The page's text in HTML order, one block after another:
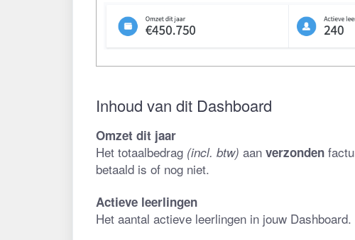
Inhoud van dit Dashboard
Omzet dit jaar
Het totaalbedrag (incl. btw) aan verzonden
betaald is of nog niet.
Actieve leerlingen
Het aantal actieve leerlingen in jouw Dashboard.